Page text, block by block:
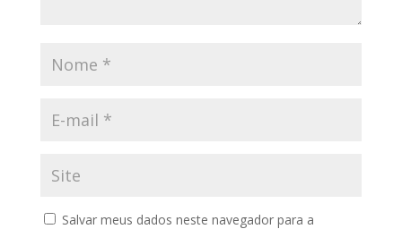
Salvar meus dados neste navegador para a